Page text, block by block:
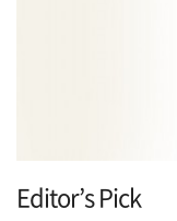
Editor’s Pick